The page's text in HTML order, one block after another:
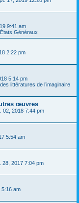
9:41 am
Généraux
2:22 pm
5:14 pm
littératures de l’imaginaire
œuvres
02, 2018 7:44 pm
5:54 am
28, 2017 7:04 pm
5:16 am